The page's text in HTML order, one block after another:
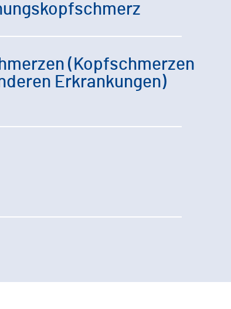
(Kopfschmerzen
Erkrankungen)